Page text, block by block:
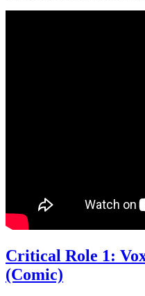
Critical Role 1:
(Comic)